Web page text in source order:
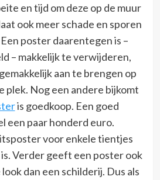
en tijd om deze op de muur
ook meer schade en sporen
poster daarentegen is –
– makkelijk te verwijderen,
aan te brengen op
plek. Nog een andere bijkomt
is goedkoop. Een goed
een paar honderd euro.
voor enkele tientjes
Verder geeft een poster ook
dan een schilderij. Dus als